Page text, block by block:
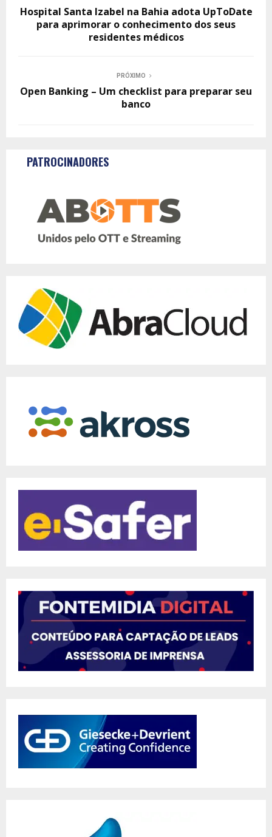
Hospital Santa Izabel na Bahia adota UpToDate
para aprimorar o conhecimento dos seus
residentes médicos
PRÓXIMO
Open Banking – Um checklist para preparar seu
banco
PATROCINADORES